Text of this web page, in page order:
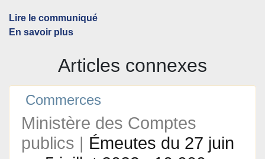
Lire le communiqué
En savoir plus
Articles connexes
Commerces
Ministère des Comptes
publics | Émeutes du 27 juin